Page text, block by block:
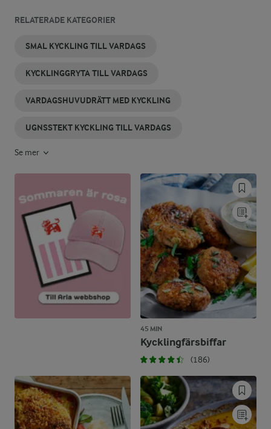
RELATERADE KATEGORIER
SMAL KYCKLING TILL VARDAGS
KYCKLINGGRYTA TILL VARDAGS
VARDAGSHUVUDRÄTT MED KYCKLING
UGNSSTEKT KYCKLING TILL VARDAGS
Se mer
45 MIN
Kycklingfärsbiffar
(186)